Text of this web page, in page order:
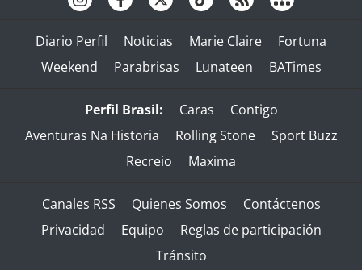
Diario Perfil Noticias Marie Claire
Fortuna
Weekend
Parabrisas Lunateen BATimes
Perfil Brasil: Caras
Contigo
Aventuras Na Historia
Rolling Stone
Sport Buzz
Recreio
Maxima
Canales RSS Quienes Somos
Contáctenos
Privacidad
Equipo
Reglas de participación
Tránsito